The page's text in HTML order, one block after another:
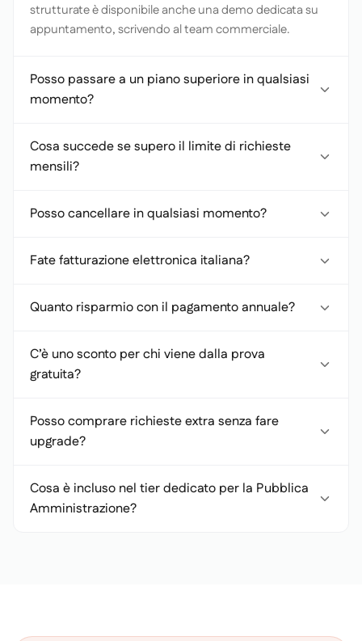
strutturate è disponibile anche una demo dedicata su
appuntamento, scrivendo al team commerciale.
Posso passare a un piano superiore in qualsiasi
momento?
Cosa succede se supero il limite di richieste
mensili?
Posso cancellare in qualsiasi momento?
Fate fatturazione elettronica italiana?
Quanto risparmio con il pagamento annuale?
C’è uno sconto per chi viene dalla prova
gratuita?
Posso comprare richieste extra senza fare
upgrade?
Cosa è incluso nel tier dedicato per la Pubblica
Amministrazione?